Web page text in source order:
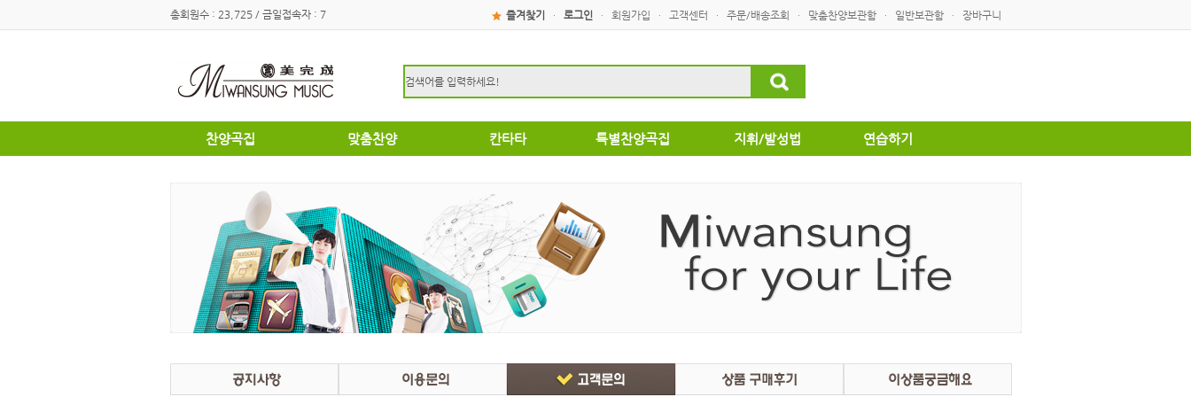
총회원수 : 23,725 / 금일접속자 : 7 즐겨찾기 · 로그인 · 회원가입 · 고객센터 · 주문/배송조회 · 맞춤찬양보관함 · 일반보관함 · 장바구니
찬양곡집
쉽고은혜로운찬양곡집
소편성관현악성가곡집
영광의찬양
찬송가편곡
명성가 / 애창성가
복음성가합창편곡집
우리가락 찬양곡집
절기별성가
혼성3부
여성성가
맞춤찬양
영광의찬양
찬송가편곡
애창성가
명성가/복음성가합창편곡
절기별성가/국악성가
혼성3부
송영
특별찬양곡집
크리스마스
칸타타
부활절
특별찬양곡집 지휘/발성법 연습하기